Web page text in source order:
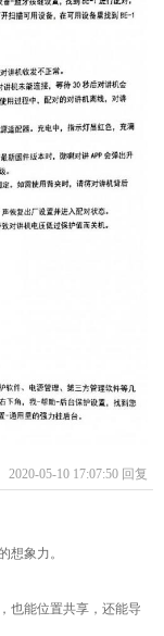
05-10 17:07:50 回复
想象力。
也能位置共享，还能导